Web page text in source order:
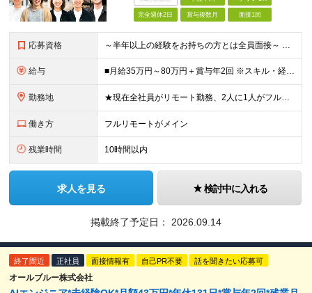
完全週休2日 賞与複数月 面接1回
応募資格 ～半年以上の経験をお持ちの方とは全員面接～ ■開発エンジニアとして実務経験をお持ちの方（運用・保守のみもOK！） ■学歴不問 ＼こんな方にピッタリ／ □自分の頑張りが会社の成長につながることを実感し
給与 ■月給35万円～80万円＋賞与年2回 ※スキル・経験などを考慮し決定します ※試用期間6ヶ月あり。期間中は契約社員となります。その他の待遇に差異はありません（試用期間終了後、昇給の可能性あり） ※上記
勤務地 ★現在全社員がリモート勤務、2人に1人がフルリモート中 ★転勤なし！ ★地方移住の相談にも柔軟に対応します ■関東（東京・埼玉・神奈川・千葉）、関西（大阪）のプロジェクト先 ※希望や居住地を考慮し、
働き方 フルリモートがメイン
残業時間 10時間以内
求人を見る 検討中に入れる
掲載終了予定日： 2026.09.14
終了間近 正社員 面接情報有 自己PR不要 話を聞きたい応募可
オールブルー株式会社